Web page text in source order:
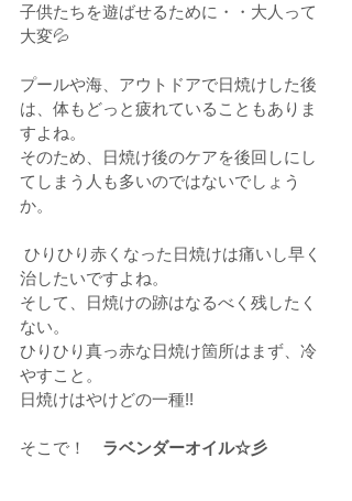
子供たちを遊ばせるために・・大人って
大変💦
プールや海、アウトドアで日焼けした後
は、体もどっと疲れていることもありま
すよね。
そのため、日焼け後のケアを後回しにし
てしまう人も多いのではないでしょう
か。
治したいですよね。
そして、日焼けの跡はなるべく残したく
ない。
ひりひり真っ赤な日焼け箇所はまず、冷
やすこと。
日焼けはやけどの一種!!
そこで！ ラベンダーオイル☆彡